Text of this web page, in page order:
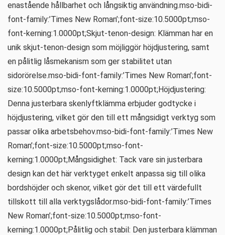
enastående hållbarhet och långsiktig användning.mso-bidi-
font-family:’Times New Roman’;font-size:10.5000pt;mso-
font-kerning:1.0000pt;Skjut-tenon-design: Klämman har en
unik skjut-tenon-design som möjliggör höjdjustering, samt
en pålitlig låsmekanism som ger stabilitet utan
sidorörelse.mso-bidi-font-family:’Times New Roman’;font-
size:10.5000pt;mso-font-kerning:1.0000pt;Höjdjustering:
Denna justerbara skenlyftklämma erbjuder godtycke i
höjdjustering, vilket gör den till ett mångsidigt verktyg som
passar olika arbetsbehov.mso-bidi-font-family:’Times New
Roman’;font-size:10.5000pt;mso-font-
kerning:1.0000pt;Mångsidighet: Tack vare sin justerbara
design kan det här verktyget enkelt anpassa sig till olika
bordshöjder och skenor, vilket gör det till ett värdefullt
tillskott till alla verktygslådor.mso-bidi-font-family:’Times
New Roman’;font-size:10.5000pt;mso-font-
kerning:1.0000pt;Pålitlig och stabil: Den justerbara klämman